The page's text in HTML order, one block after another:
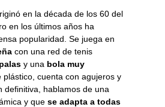
en la década de los 60 del
en los últimos años ha
popularidad. Se juega en
con una red de tenis
palas y una bola muy
plástico, cuenta con agujeros y
definitiva, hablamos de una
y quese adapta a todas